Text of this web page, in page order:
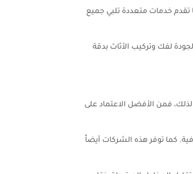
تقدم خدمات متعددة تلبي جميع
لفك وتركيب الأثاث بدقة
فمن الأفضل الاعتماد على
كما توفر هذه الشركات أيضاً